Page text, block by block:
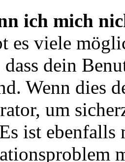
ich mich
es viele
dass dein
Wenn dies
um
ist ebenfalls